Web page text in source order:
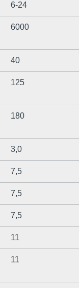
6-24
6000
40
125
180
3,0
7,5
7,5
7,5
11
11